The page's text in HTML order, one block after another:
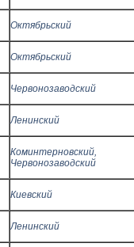
Октябрьский
Октябрьский
Червонозаводский
Ленинский
Коминтерновский,
Червонозаводский
Киевский
Ленинский